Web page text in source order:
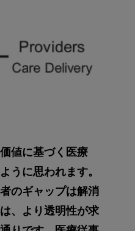
値に基づく医療
に思われます。
のギャップは解消
、より透明性が求